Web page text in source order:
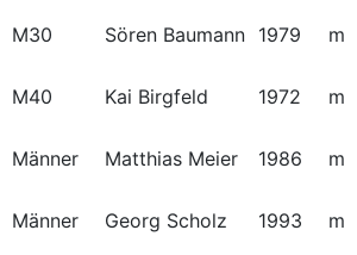
M30 Sören Baumann 1979 m
M40 Kai Birgfeld 1972 m
Männer Matthias Meier 1986 m
Männer Georg Scholz 1993
m